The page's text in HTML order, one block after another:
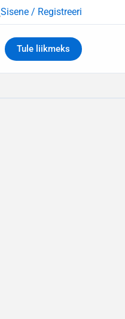
Sisene / Registreeri
Tule liikmeks